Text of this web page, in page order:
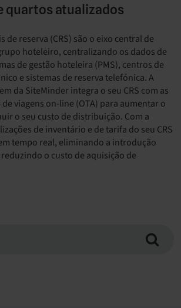
quartos atualizados
de reserva (CRS) são o eixo central de
hoteleiro, centralizando os dados de
de gestão hoteleira (PMS), centros de
e sistemas de reserva telefónica. A
da SiteMinder integra o seu CRS com as
viagens on-line (OTA) para aumentar o
o seu custo de distribuição. Com a
de inventário e de tarifa do seu CRS
tempo real, eliminando a introdução
o custo de aquisição de